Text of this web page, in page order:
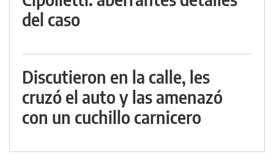
del caso
Discutieron en la calle, les
cruzó el auto y las amenazó
con un cuchillo carnicero